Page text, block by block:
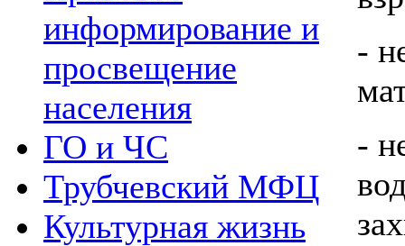
информирование и
просвещение
населения
ГО и ЧС
Трубчевский МФЦ
Культурная жизнь
-
-